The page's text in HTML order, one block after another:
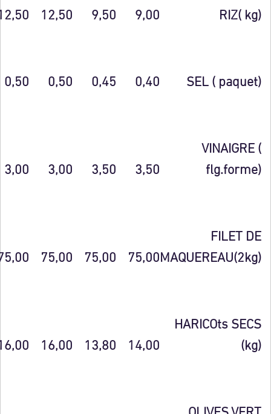
RIZ( kg)
9,00
9,50
12,50
SEL ( paquet)
0,40
0,45
0,50
0,50
VINAIGRE (
flg.forme)
3,50
3,50
3,00
3,00
FILET DE
MAQUEREAU(2kg)
75,00
75,00
75,00
HARICOts SECS
(kg)
14,00
13,80
16,00